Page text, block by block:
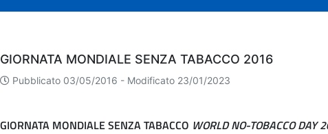
Eventi
GIORNATA MONDIALE SENZA TABACCO 2016
Pubblicato 03/05/2016 - Modificato 23/01/2023
GIORNATA MONDIALE SENZA TABACCO WORLD NO-TOBACCO DAY